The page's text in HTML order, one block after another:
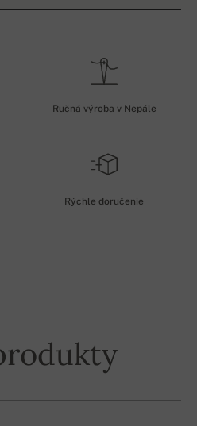
Ručná výroba v Nepále
Rýchle doručenie